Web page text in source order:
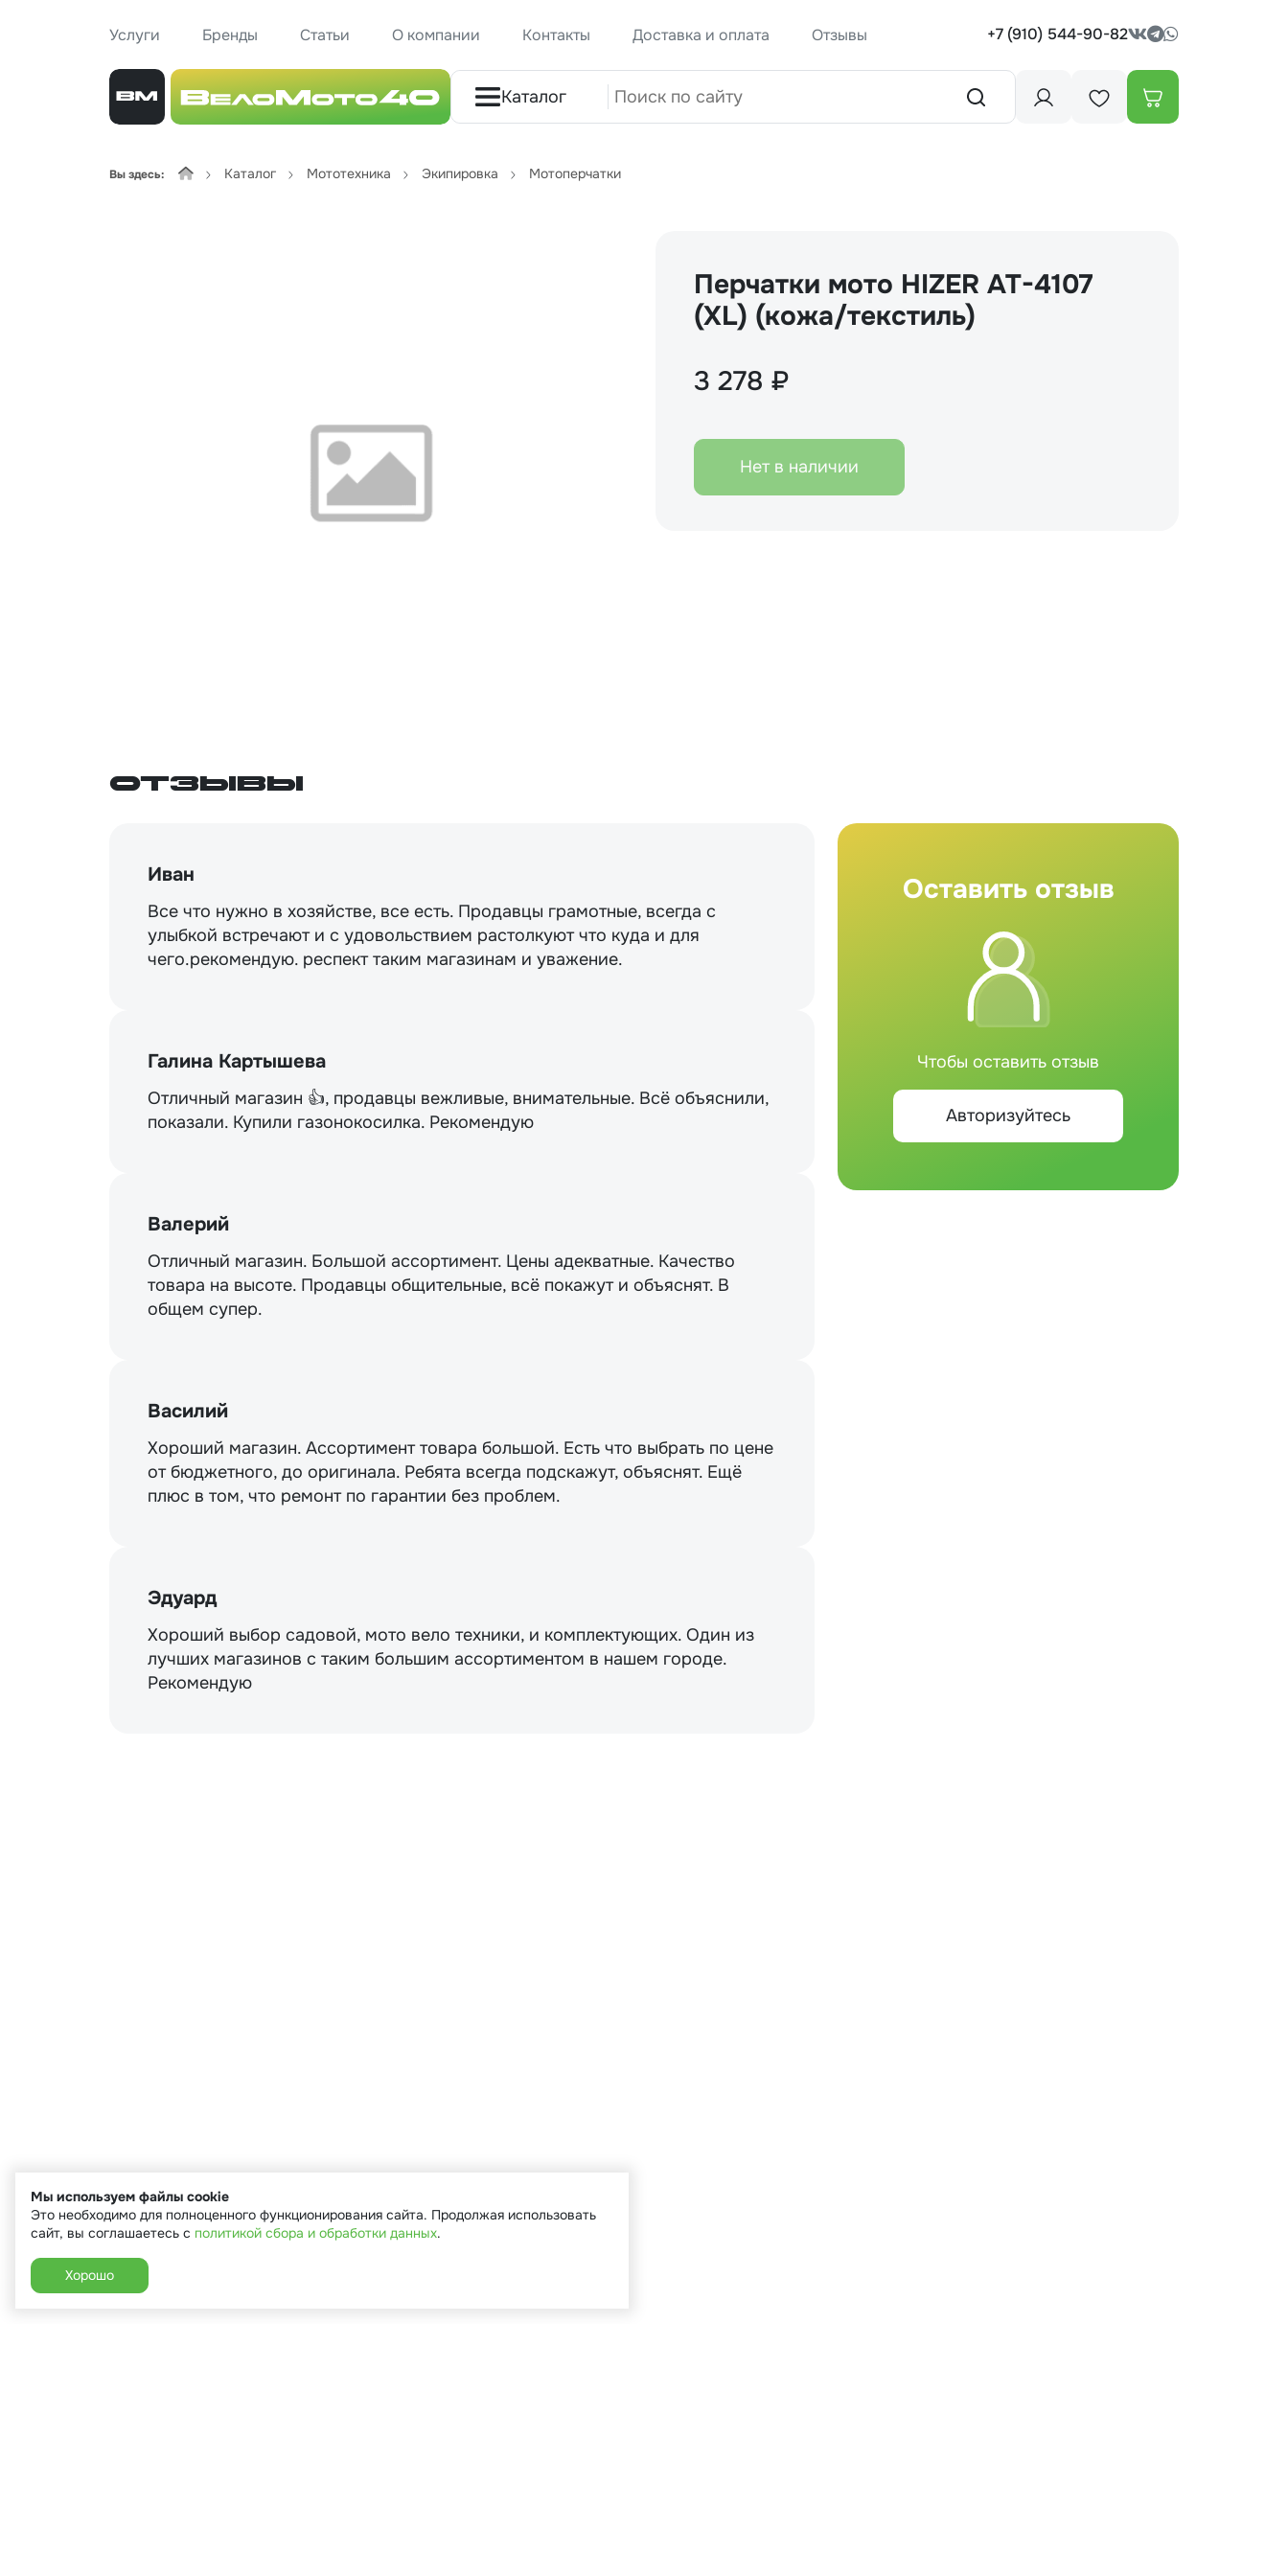
Услуги Бренды Статьи О компании Контакты Доставка и оплата Отзывы +7 (910) 544-90-82
Каталог
Вы здесь: Каталог Мототехника Экипировка Мотоперчатки
Перчатки мото HIZER AT-4107
(XL) (кожа/текстиль)
3 278 ₽
Нет в наличии
Отзывы
Иван
Все что нужно в хозяйстве, все есть. Продавцы грамотные, всегда с
улыбкой встречают и с удовольствием растолкуют что куда и для
чего.рекомендую. респект таким магазинам и уважение.
Галина Картышева
Отличный магазин 👍, продавцы вежливые, внимательные. Всё объяснили,
показали. Купили газонокосилка. Рекомендую
Валерий
Отличный магазин. Большой ассортимент. Цены адекватные. Качество
товара на высоте. Продавцы общительные, всё покажут и объяснят. В
общем супер.
Василий
Хороший магазин. Ассортимент товара большой. Есть что выбрать по цене
от бюджетного, до оригинала. Ребята всегда подскажут, объяснят. Ещё
плюс в том, что ремонт по гарантии без проблем.
Эдуард
Хороший выбор садовой, мото вело техники, и комплектующих. Один из
лучших магазинов с таким большим ассортиментом в нашем городе.
Рекомендую
Оставить отзыв
Чтобы оставить отзыв
Авторизуйтесь
Мы используем файлы cookie
Это необходимо для полноценного функционирования сайта. Продолжая использовать
сайт, вы соглашаетесь с политикой сбора и обработки данных.
Хорошо